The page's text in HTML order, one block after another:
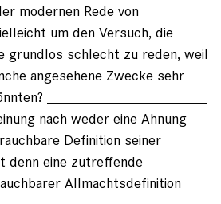
modernen Rede von
um den Versuch, die
grundlos schlecht zu reden, weil
angesehene Zwecke sehr
____________________
nach weder eine Ahnung
Definition seiner
denn eine zutreffende
Allmachtsdefinition